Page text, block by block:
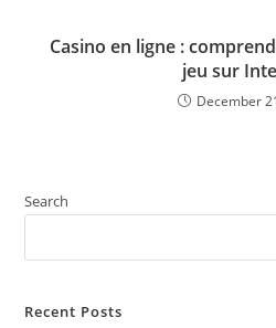
Casino en ligne :
jeu sur
December
Search
Recent Posts